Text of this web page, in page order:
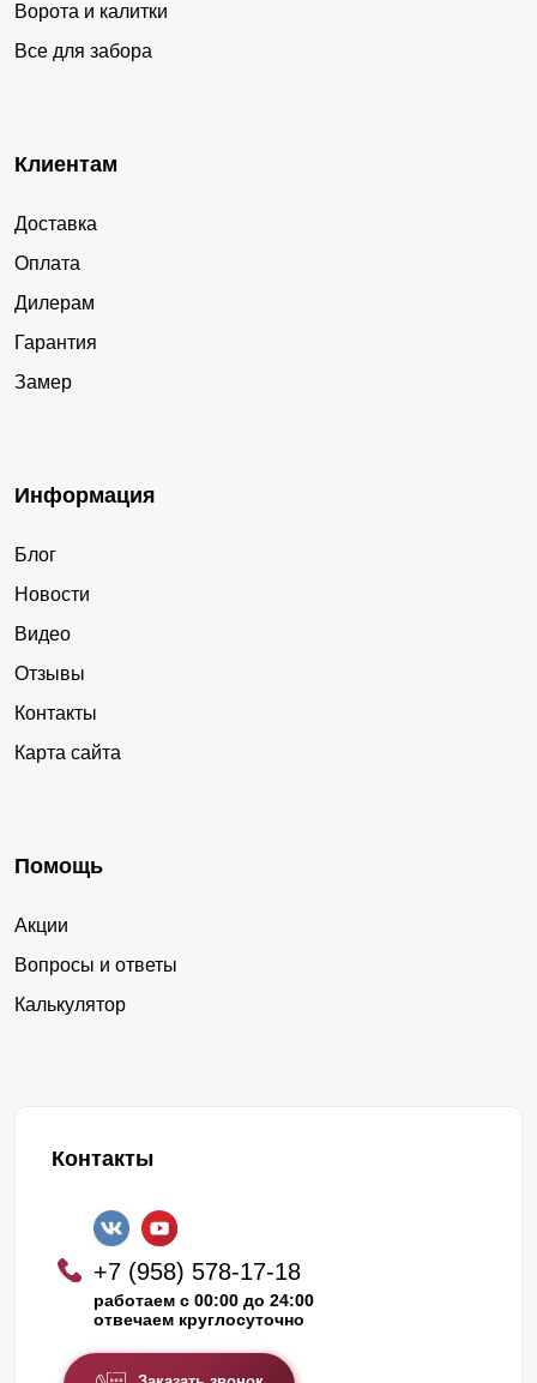
Ворота и калитки
Все для забора
Клиентам
Доставка
Оплата
Дилерам
Гарантия
Замер
Информация
Блог
Новости
Видео
Отзывы
Контакты
Карта сайта
Помощь
Акции
Вопросы и ответы
Калькулятор
Контакты
+7 (958) 578-17-18
работаем с 00:00 до 24:00
отвечаем круглосуточно